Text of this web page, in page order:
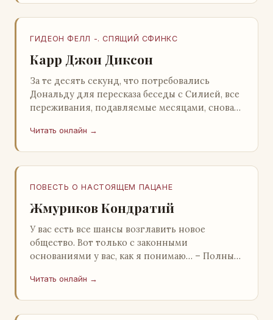
ГИДЕОН ФЕЛЛ -. СПЯЩИЙ СФИНКС
Карр Джон Диксон
За те десять секунд, что потребовались
Дональду для пересказа беседы с Силией, все
переживания, подавляемые месяцами, снова
среди…
Читать онлайн →
ПОВЕСТЬ О НАСТОЯЩЕМ ПАЦАНЕ
Жмуриков Кондратий
У вас есть все шансы возглавить новое
общество. Вот только с законными
основаниями у вас, как я понимаю… – Полный
Натанович. – Что ж, …
Читать онлайн →